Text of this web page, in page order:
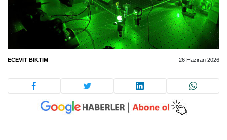
ECEVIT BIKTIM 26 Haziran 2026